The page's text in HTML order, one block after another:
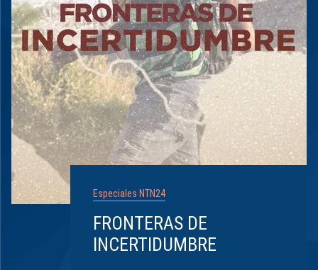
Especiales NTN24
FRONTERAS DE
INCERTIDUMBRE